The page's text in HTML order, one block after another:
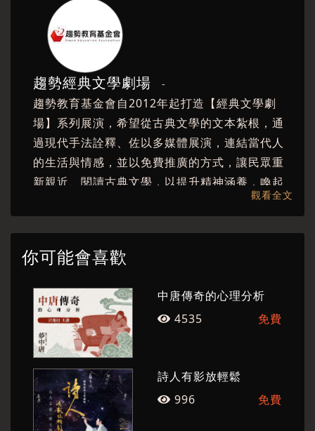
行腳四方。是夜，他遇見一位名為左生的術士，
就此步入左生與鬼妾王氏、負心漢談生、狐狸精
麗娘之間剪不斷理還亂的糾纏輪迴中。怪談夜宴
由此開展，不論是妖、是獸、是鬼、是仙，每位
出場角色都華麗變身為說書人爭相在這部玄異筆
記寫上一則傳說。故事接連著故事，如夢如幻直
至天明，故事說到最後，是誰忘了彼此的約定？
又是誰不願放手造就這難解困局？
趨勢教育基金會執行長陳怡蓁、詩人教授陳義
繼「異想漢代・
魔幻風趣的劇情，結合人文內涵、偶戲、人聲演
唱與影像燈光，為您說說六朝那些事，曾經有一
群人，如此瀟灑任性的活過。
【創意製作團隊】
（一）演出人員
主講｜陳義芝、陳怡蓁
戲劇｜溫宇航、朱安麗、徐挺芳、葉信威、馮文
星、鄒子敏
偶戲｜林伯龍、蘇柏庭、賴澤儀、宋宜珊
趨勢經典文學劇場 -
趨勢教育基金會自2012年起打造【經典文學劇
場】系列展演，希望從古典文學的文本紮根，通
過現代手法詮釋、佐以多媒體展演，連結當代人
的生活與情感，並以免費推廣的方式，讓民眾重
新親近、閱讀古典文學，以提升精神涵養，喚起
人們對於生命之反思，希冀整體社會對自己的文
學、歷史與文化有更深刻的理解。
觀看全文
你可能會喜歡
中唐傳奇的心理分析
4535
免費
詩人有影放輕鬆
996
免費